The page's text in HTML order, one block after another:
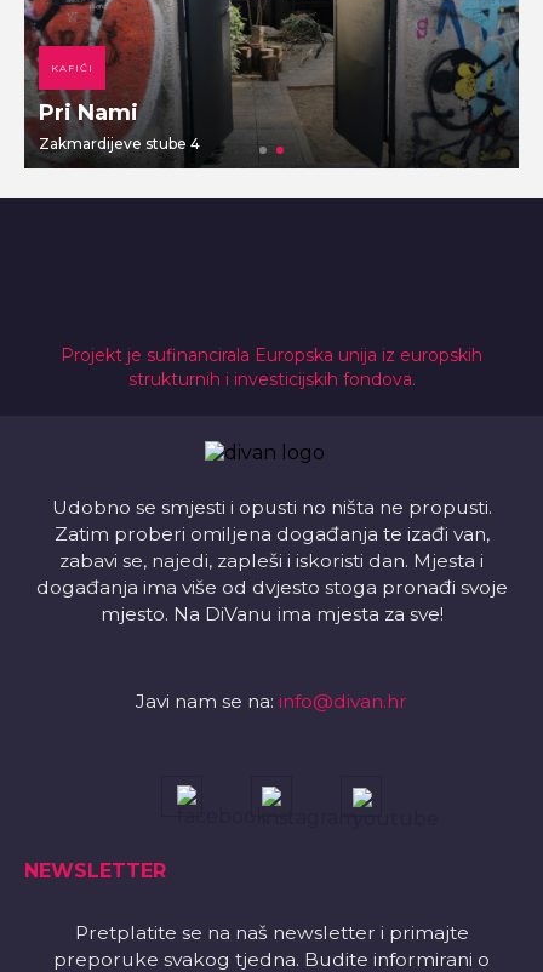
KAFIĆI
Pri Nami
Zakmardijeve stube 4
Projekt je sufinancirala Europska unija iz europskih
strukturnih i investicijskih fondova.
Udobno se smjesti i opusti no ništa ne propusti.
Zatim proberi omiljena događanja te izađi van,
zabavi se, najedi, zapleši i iskoristi dan. Mjesta i
događanja ima više od dvjesto stoga pronađi svoje
mjesto. Na DiVanu ima mjesta za sve!
Javi nam se na: info@divan.hr
NEWSLETTER
Pretplatite se na naš newsletter i primajte
preporuke svakog tjedna. Budite informirani o